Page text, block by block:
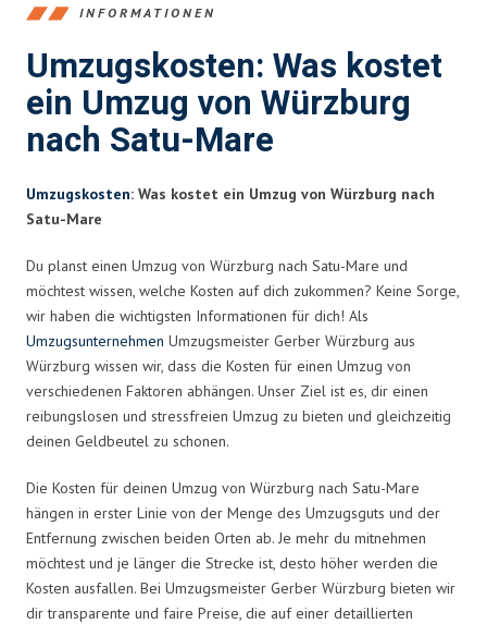
INFORMATIONEN
Umzugskosten: Was kostet
ein Umzug von Würzburg
nach Satu-Mare
Umzugskosten: Was kostet ein Umzug von Würzburg nach
Satu-Mare
Du planst einen Umzug von Würzburg nach Satu-Mare und
möchtest wissen, welche Kosten auf dich zukommen? Keine Sorge,
wir haben die wichtigsten Informationen für dich! Als
Umzugsunternehmen Umzugsmeister Gerber Würzburg aus
Würzburg wissen wir, dass die Kosten für einen Umzug von
verschiedenen Faktoren abhängen. Unser Ziel ist es, dir einen
reibungslosen und stressfreien Umzug zu bieten und gleichzeitig
deinen Geldbeutel zu schonen.
Die Kosten für deinen Umzug von Würzburg nach Satu-Mare
hängen in erster Linie von der Menge des Umzugsguts und der
Entfernung zwischen beiden Orten ab. Je mehr du mitnehmen
möchtest und je länger die Strecke ist, desto höher werden die
Kosten ausfallen. Bei Umzugsmeister Gerber Würzburg bieten wir
dir transparente und faire Preise, die auf einer detaillierten